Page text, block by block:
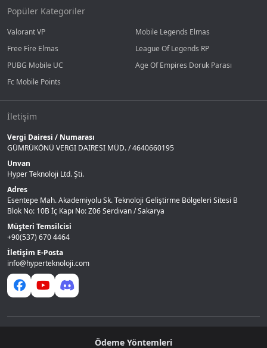
Popüler Kategoriler
Valorant VP
Mobile Legends Elmas
Free Fire Elmas
League Of Legends RP
PUBG Mobile UC
Age Of Empires Doruk Parası
Fc Mobile Points
İletişim
Vergi Dairesi / Numarası
GÜMRÜKÖNÜ VERGI DAIRESI MÜD. / 4640660195
Unvan
Hyper Teknoloji Ltd. Şti.
Adres
Esentepe Mah. Akademiyolu Sk. Teknoloji Geliştirme Bölgeleri Sitesi B
Blok No: 10B İç Kapı No: Z06 Serdivan / Sakarya
Müşteri Temsilcisi
+90(537) 670 4464
İletişim E-Posta
info@hyperteknoloji.com
Ödeme Yöntemleri